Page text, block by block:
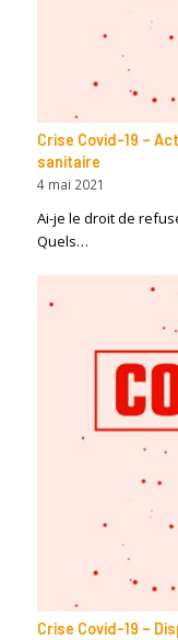
Crise Covid-19 –
sanitaire
4 mai 2021
Ai-je le droit de
Quels…
Crise Covid-19 –